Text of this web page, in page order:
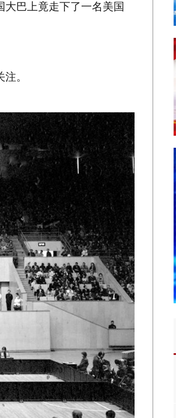
巴上竟走下了一名美国
。